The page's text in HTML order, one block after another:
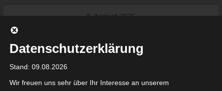
9. August 2026
beginnt am 22. und 23. August
2026 (Update)
Meisterschaft an
Datenschutzerklärung
Stand: 09.08.2026
Wir freuen uns sehr über Ihr Interesse an unserem